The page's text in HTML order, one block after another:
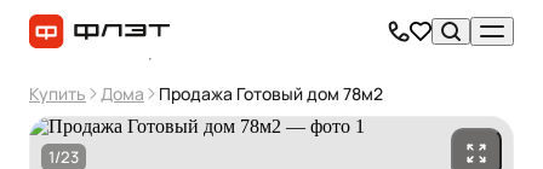
Купить Дома Продажа Готовый дом 78м2
1/23